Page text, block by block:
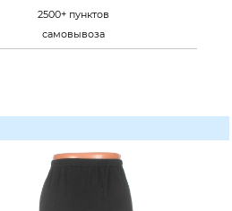
2500+ пунктов
самовывоза